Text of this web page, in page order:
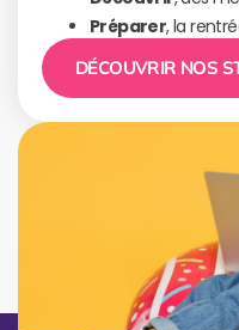
Préparer, la
DÉCOUVRIR NOS